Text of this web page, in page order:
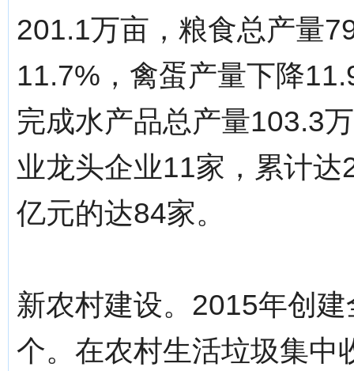
201.1万亩，粮食总产量
11.7%，禽蛋产量下降
完成水产品总产量103.3
业龙头企业11家，累计
亿元的达84家。
新农村建设。2015年创
个。在农村生活垃圾集中